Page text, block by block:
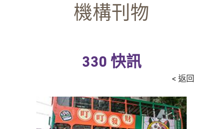
機構刊物
330 快訊
< 返回